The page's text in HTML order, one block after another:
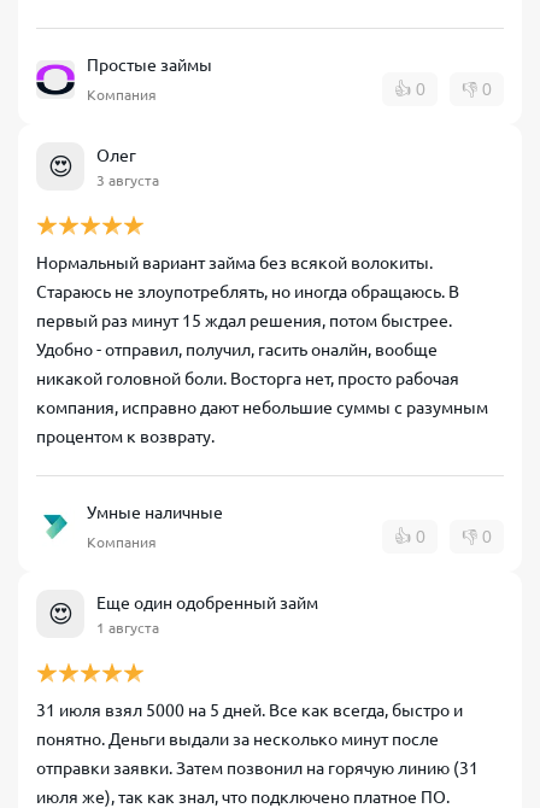
Простые займы
Компания 👍 0 👎 0
😍 Олег
3 августа
Нормальный вариант займа без всякой волокиты.
Стараюсь не злоупотреблять, но иногда обращаюсь. В
первый раз минут 15 ждал решения, потом быстрее.
Удобно - отправил, получил, гасить оналйн, вообще
никакой головной боли. Восторга нет, просто рабочая
компания, исправно дают небольшие суммы с разумным
процентом к возврату.
Умные наличные
Компания 👍 0 👎 0
😍 Еще один одобренный займ
1 августа
31 июля взял 5000 на 5 дней. Все как всегда, быстро и
понятно. Деньги выдали за несколько минут после
отправки заявки. Затем позвонил на горячую линию (31
июля же), так как знал, что подключено платное ПО.